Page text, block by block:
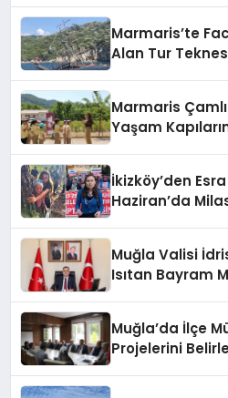
Marmaris’te
Alan Tur
Marmaris
Yaşam
İkizköy’den Esra
Haziran’da
Muğla Valisi
Isıtan Bayram
Muğla’da İlçe
Projelerini